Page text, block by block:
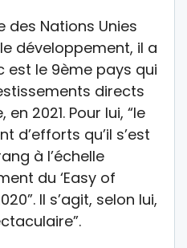
des Nations Unies
développement, il a
est le 9ème pays qui
directs
2021. Pour lui, “le
d’efforts qu’il s’est
à l’échelle
du ‘Easy of
Il s’agit, selon lui,